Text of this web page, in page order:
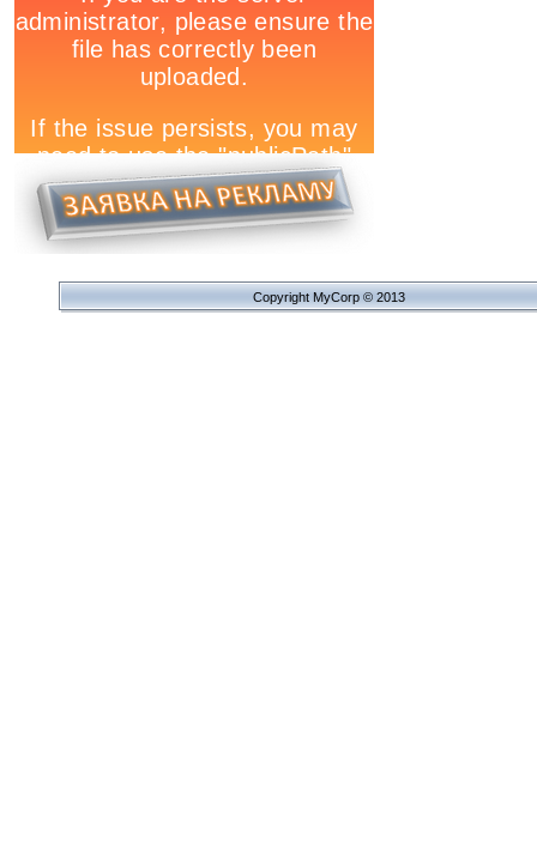
Copyright MyCorp © 2013